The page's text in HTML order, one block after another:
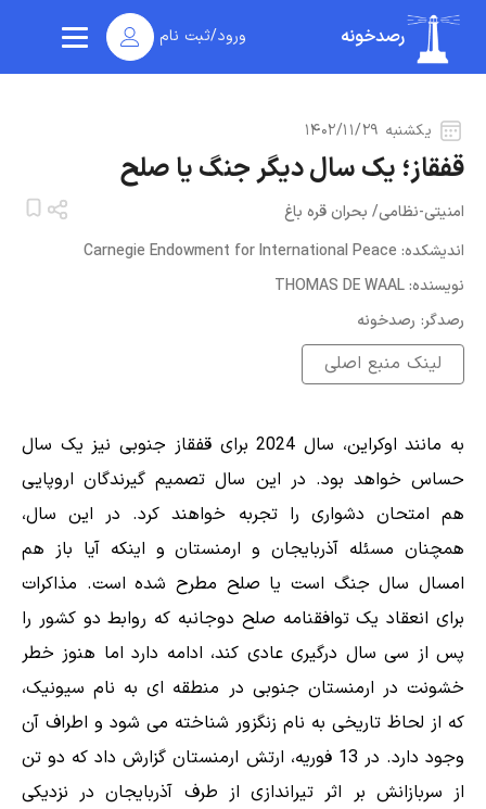
ورود/ثبت نام رصدخونه
یکشنبه ۱۴۰۲/۱۱/۲۹
قفقاز؛ یک سال دیگر جنگ یا صلح
امنیتی-نظامی/ بحران قره باغ
Carnegie Endowment for International Peace :اندیشکده
THOMAS DE WAAL :نویسنده
رصدخونه :رصدگر
لینک منبع اصلی
به مانند اوکراین، سال 2024 برای قفقاز جنوبی نیز یک سال
حساس خواهد بود. در این سال تصمیم گیرندگان اروپایی
هم امتحان دشواری را تجربه خواهند کرد. در این سال،
همچنان مسئله آذربایجان و ارمنستان و اینکه آیا باز هم
امسال سال جنگ است یا صلح مطرح شده است. مذاکرات
برای انعقاد یک توافقنامه صلح دوجانبه که روابط دو کشور را
پس از سی سال درگیری عادی کند، ادامه دارد اما هنوز خطر
خشونت در ارمنستان جنوبی در منطقه ای به نام سیونیک،
که از لحاظ تاریخی به نام زنگزور شناخته می شود و اطراف آن
وجود دارد. در 13 فوریه، ارتش ارمنستان گزارش داد که دو تن
از سربازانش بر اثر تیراندازی از طرف آذربایجان در نزدیکی